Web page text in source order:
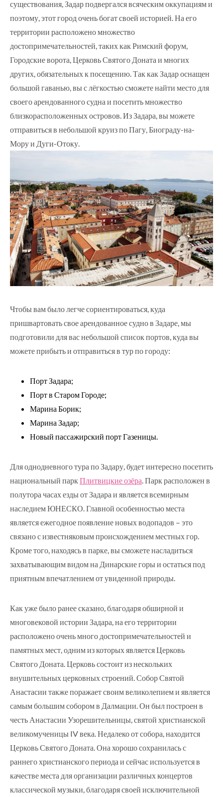
существования, Задар подвергался всяческим оккупациям и
поэтому, этот город очень богат своей историей. На его
территории расположено множество
достопримечательностей, таких как Римский форум,
Городские ворота, Церковь Святого Доната и многих
других, обязательных к посещению. Так как Задар оснащен
большой гаванью, вы с лёгкостью сможете найти место для
своего арендованного судна и посетить множество
близкорасположенных островов. Из Задара, вы можете
отправиться в небольшой круиз по Пагу, Биограду-на-
Мору и Дуги-Отоку.
Чтобы вам было легче сориентироваться, куда
пришвартовать свое арендованное судно в Задаре, мы
подготовили для вас небольшой список портов, куда вы
можете прибыть и отправиться в тур по городу:
Порт Задара;
Порт в Старом Городе;
Марина Борик;
Марина Задар;
Новый пассажирский порт Газеницы.
Для однодневного тура по Задару, будет интересно посетить
национальный паркПлитвицкие озёра. Парк расположен в
полутора часах езды от Задара и является всемирным
наследием ЮНЕСКО. Главной особенностью места
является ежегодное появление новых водопадов – это
связано с известняковым происхождением местных гор.
Кроме того, находясь в парке, вы сможете насладиться
захватывающим видом на Динарские горы и остаться под
приятным впечатлением от увиденной природы.
Как уже было ранее сказано, благодаря обширной и
многовековой истории Задара, на его территории
расположено очень много достопримечательностей и
памятных мест, одним из которых является Церковь
Святого Доната. Церковь состоит из нескольких
внушительных церковных строений. Собор Святой
Анастасии также поражает своим великолепием и является
самым большим собором в Далмации. Он был построен в
честь Анастасии Узорешительницы, святой христианской
великомученицы IV века. Недалеко от собора, находится
Церковь Святого Доната. Она хорошо сохранилась с
раннего христианского периода и сейчас используется в
качестве места для организации различных концертов
классической музыки, благодаря своей исключительной